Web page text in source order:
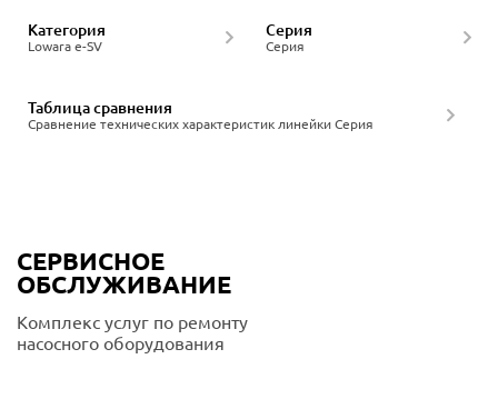
Lowara e-SV
Категория
Серия
Серия
Сравнение технических характеристик линейки Серия
Таблица сравнения
СЕРВИСНОЕ
ОБСЛУЖИВАНИЕ
Комплекс услуг по ремонту
насосного оборудования